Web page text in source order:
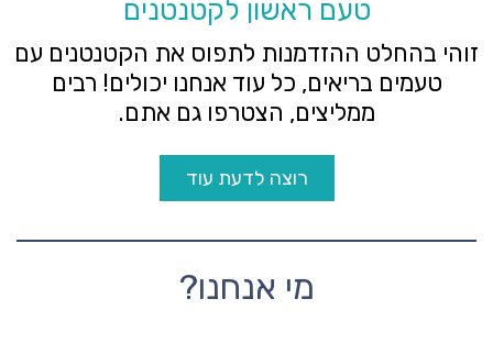
טעם ראשון לקטנטנים
זוהי בהחלט ההזדמנות לתפוס את הקטנטנים עם
טעמים בריאים, כל עוד אנחנו יכולים! רבים
ממליצים, הצטרפו גם אתם.
רוצה לדעת עוד
מי אנחנו?